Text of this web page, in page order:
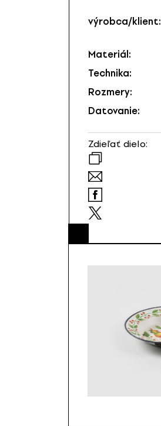
výrobca/klient:
Materiál:
Technika:
Rozmery:
Datovanie:
Zdieľať dielo: